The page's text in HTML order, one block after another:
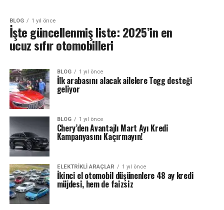
BLOG 1 yıl önce
İşte güncellenmiş liste: 2025’in en
ucuz sıfır otomobilleri
BLOG 1 yıl önce
İlk arabasını alacak ailelere Togg desteği
geliyor
BLOG 1 yıl önce
Chery’den Avantajlı Mart Ayı Kredi
Kampanyasını Kaçırmayın!
ELEKTRIKLI ARAÇLAR 1 yıl önce
İkinci el otomobil düşünenlere 48 ay kredi
müjdesi, hem de faizsiz